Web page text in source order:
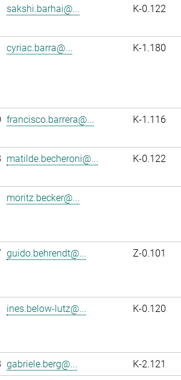
sakshi.barhai@... K-0.122
cyriac.barra@... K-1.180
francisco.barrera@... K-1.116
matilde.becheroni@... K-0.122
moritz.becker@...
guido.behrendt@... Z-0.101
ines.below-lutz@... K-0.120
gabriele.berg@... K-2.121